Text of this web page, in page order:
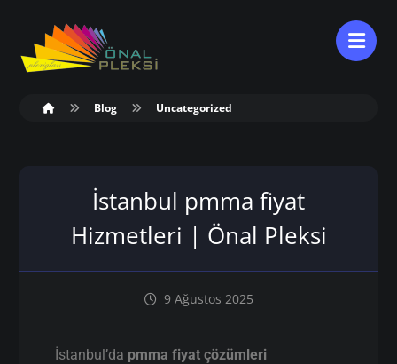
Blog Uncategorized
İstanbul pmma fiyat
Hizmetleri | Önal Pleksi
9 Ağustos 2025
İstanbul’da pmma fiyat çözümleri